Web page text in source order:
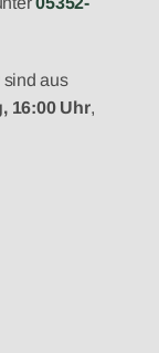
sind aus
16:00 Uhr,